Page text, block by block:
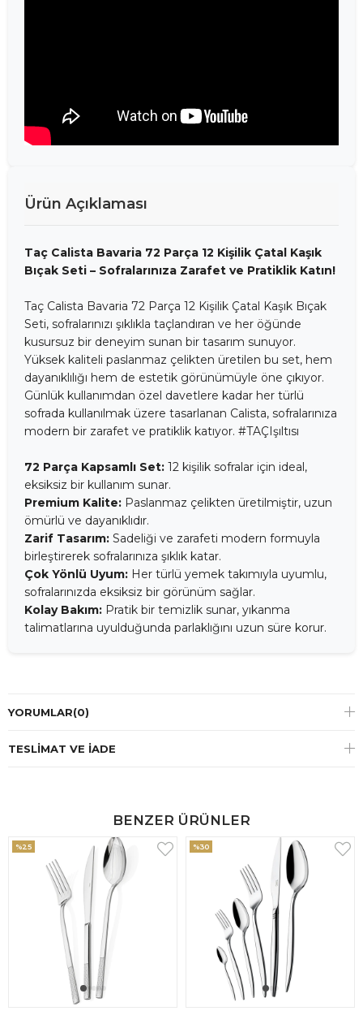
Ürün Açıklaması
Taç Calista Bavaria 72 Parça 12 Kişilik Çatal Kaşık
Bıçak Seti – Sofralarınıza Zarafet ve Pratiklik Katın!
Taç Calista Bavaria 72 Parça 12 Kişilik Çatal Kaşık Bıçak
Seti, sofralarınızı şıklıkla taçlandıran ve her öğünde
kusursuz bir deneyim sunan bir tasarım sunuyor.
Yüksek kaliteli paslanmaz çelikten üretilen bu set, hem
dayanıklılığı hem de estetik görünümüyle öne çıkıyor.
Günlük kullanımdan özel davetlere kadar her türlü
sofrada kullanılmak üzere tasarlanan Calista, sofralarınıza
modern bir zarafet ve pratiklik katıyor. #TAÇIşıltısı
72 Parça Kapsamlı Set: 12 kişilik sofralar için ideal,
eksiksiz bir kullanım sunar.
Premium Kalite: Paslanmaz çelikten üretilmiştir, uzun
ömürlü ve dayanıklıdır.
Zarif Tasarım: Sadeliği ve zarafeti modern formuyla
birleştirerek sofralarınıza şıklık katar.
Çok Yönlü Uyum: Her türlü yemek takımıyla uyumlu,
sofralarınızda eksiksiz bir görünüm sağlar.
Kolay Bakım: Pratik bir temizlik sunar, yıkanma
talimatlarına uyulduğunda parlaklığını uzun süre korur.
YORUMLAR(0)
TESLIMAT VE İADE
BENZER ÜRÜNLER
%25 %30